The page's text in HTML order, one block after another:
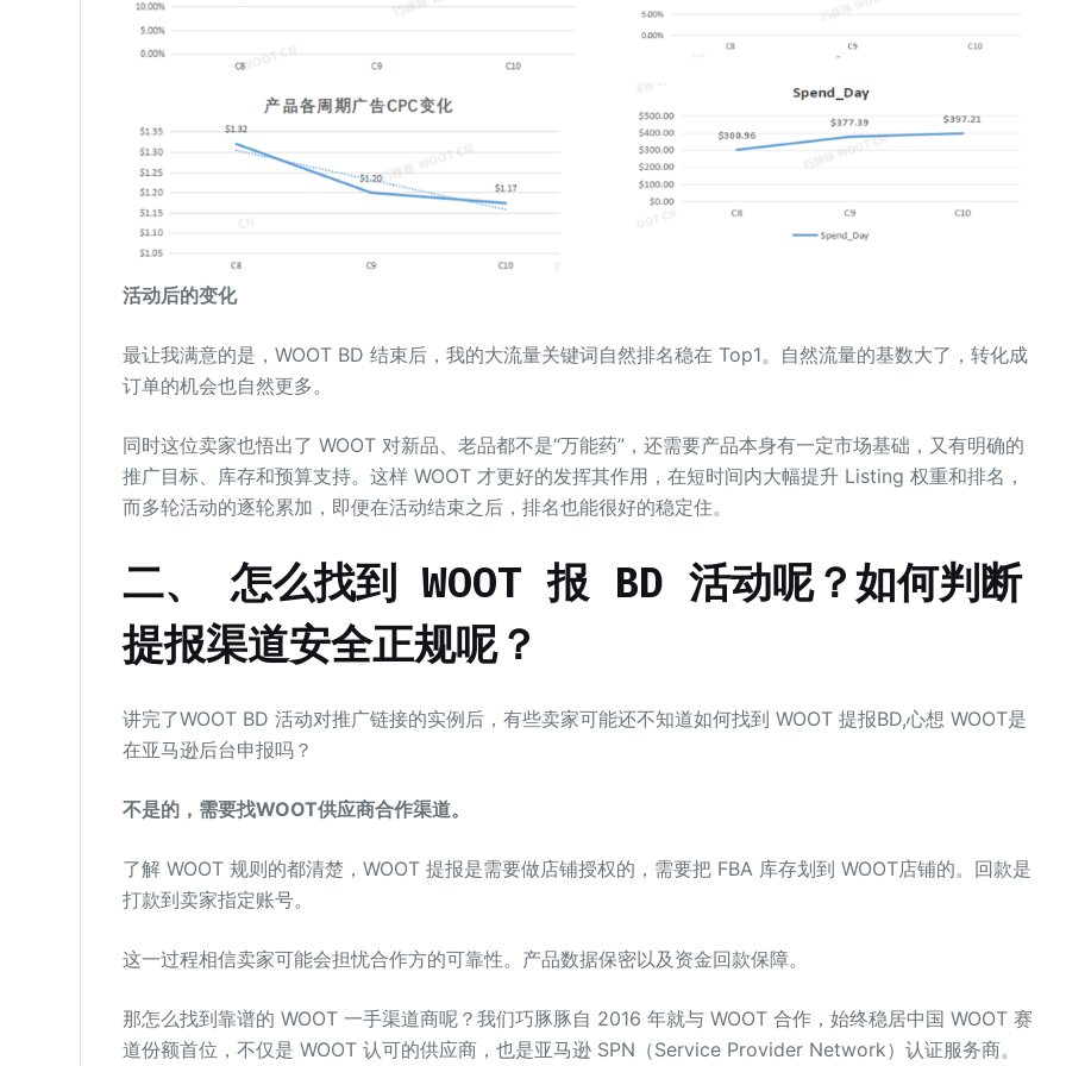
活动后的变化
最让我满意的是，WOOT BD 结束后，我的大流量关键词自然排名稳在 Top1。自然流量的基数大了，转化成
订单的机会也自然更多。
同时这位卖家也悟出了 WOOT 对新品、老品都不是“万能药”，还需要产品本身有一定市场基础，又有明确的
推广目标、库存和预算支持。这样 WOOT 才更好的发挥其作用，在短时间内大幅提升 Listing 权重和排名，
而多轮活动的逐轮累加，即便在活动结束之后，排名也能很好的稳定住。
二、 怎么找到 WOOT 报 BD 活动呢？如何判断
提报渠道安全正规呢？
讲完了WOOT BD 活动对推广链接的实例后，有些卖家可能还不知道如何找到 WOOT 提报BD,心想 WOOT是
在亚马逊后台申报吗？
不是的，需要找WOOT供应商合作渠道。
了解 WOOT 规则的都清楚，WOOT 提报是需要做店铺授权的，需要把 FBA 库存划到 WOOT店铺的。回款是
打款到卖家指定账号。
这一过程相信卖家可能会担忧合作方的可靠性。产品数据保密以及资金回款保障。
那怎么找到靠谱的 WOOT 一手渠道商呢？我们巧豚豚自 2016 年就与 WOOT 合作，始终稳居中国 WOOT 赛
道份额首位，不仅是 WOOT 认可的供应商，也是亚马逊 SPN（Service Provider Network）认证服务商。